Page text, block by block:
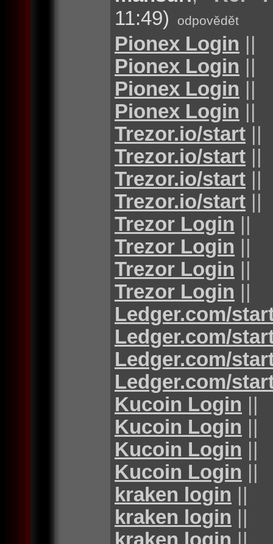
11:49)
odpovědět
Pionex Login ||
Pionex Login ||
Pionex Login ||
Pionex Login ||
Trezor.io/start ||
Trezor.io/start ||
Trezor.io/start ||
Trezor.io/start ||
Trezor Login ||
Trezor Login ||
Trezor Login ||
Trezor Login ||
Ledger.com/
Ledger.com/
Ledger.com/
Ledger.com/
Kucoin Login ||
Kucoin Login ||
Kucoin Login ||
Kucoin Login ||
kraken login ||
kraken login ||
kraken login ||